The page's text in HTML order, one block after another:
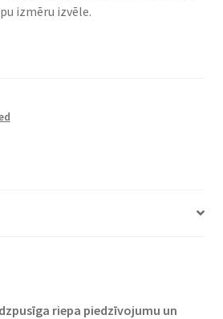
izmēru izvēle.
riepa piedzīvojumu un